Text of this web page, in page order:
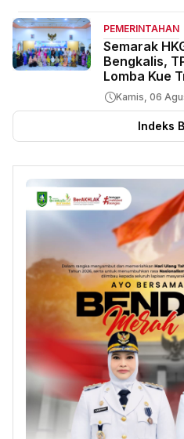
PEMERINTAHAN
Semarak
Bengkalis,
Lomba Kue
Kamis, 06
Indeks